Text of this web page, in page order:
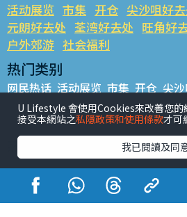
活动展览 市集 开仓 尖沙咀好
元朗好去处 荃湾好去处 旺角好
户外郊游 社会福利
热门类别
网民热话 活动展览 市集 开仓 尖
铜锣湾好去处 元朗好去处 荃湾好
餐厅情报 户外郊游
热门标签
#UGO揾好去处 #人气活动推介 #
#亲子玩乐好去处
#ULifestyle应用
#UJetso礼物放送
#ULifestyle商户
U Lifestyle 會使用Cookies來改善您的
接受本網站之私隱政策和使用條款才可
我已閱讀及同